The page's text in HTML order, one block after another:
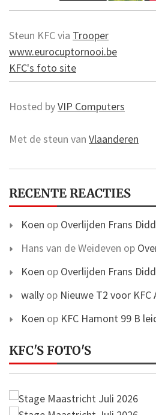
Steun KFC via Trooper
www.eurocuptornooi.be
KFC's foto site
Hosted byVIP Computers
Met de steun van Vlaanderen
RECENTE REACTIES
Koen op Overlijden Frans
Hans van de Weideven op
Koen op Overlijden Frans
wally op Nieuwe T2 voor KFC
Koen op KFC Hamont 99 B
KFC'S FOTO'S